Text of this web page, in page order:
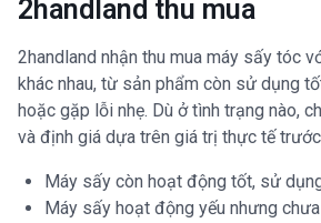
2handland thu mua
2handland nhận thu mua máy sấy tóc
khác nhau, từ sản phẩm còn sử dụng
hoặc gặp lỗi nhẹ. Dù ở tình trạng nào,
và định giá dựa trên giá trị thực tế
Máy sấy còn hoạt động tốt, sử
Máy sấy hoạt động yếu nhưng